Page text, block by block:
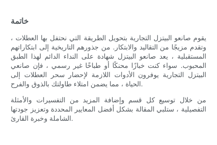
خاتمة
يقوم صانعو البيتزل التجارية بتحويل الطريقة التي نحتفل بها العطلات ،
وتقدم مزيجًا من التقاليد والابتكار. من جذورهم التاريخية إلى ابتكاراتهم
المستقبلية ، يعد صانعو البيتزل شهادة على النداء الدائم لهذا الطبق
المحبوب. سواء كنت خبازًا محنكًا أو طباخًا غير رسمي ، فإن صانعي
البيتزل التجارية يوفرون الأدوات اللازمة لإحضار سحر العطلات إلى
الحياة ، مما يضمن امتلاء طاولتك بالذوق والفرح.
من خلال توسيع كل قسم وإضافة المزيد من التفسيرات والأمثلة
التفصيلية ، ستلبي المقالة بشكل أفضل المعايير المحددة وتعزيز جودتها
الشاملة وخبرة القارئ.